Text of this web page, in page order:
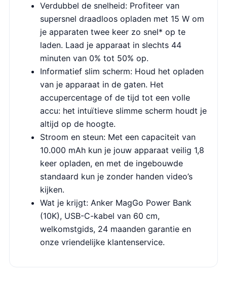
Verdubbel de snelheid: Profiteer van
supersnel draadloos opladen met 15 W om
je apparaten twee keer zo snel* op te
laden. Laad je apparaat in slechts 44
minuten van 0% tot 50% op.
Informatief slim scherm: Houd het opladen
van je apparaat in de gaten. Het
accupercentage of de tijd tot een volle
accu: het intuïtieve slimme scherm houdt je
altijd op de hoogte.
Stroom en steun: Met een capaciteit van
10.000 mAh kun je jouw apparaat veilig 1,8
keer opladen, en met de ingebouwde
standaard kun je zonder handen video’s
kijken.
Wat je krijgt: Anker MagGo Power Bank
(10K), USB-C-kabel van 60 cm,
welkomstgids, 24 maanden garantie en
onze vriendelijke klantenservice.